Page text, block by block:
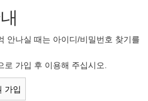
안나실 때는 아이디/비밀번호 찾기를
가입 후 이용해 주십시오.
가입